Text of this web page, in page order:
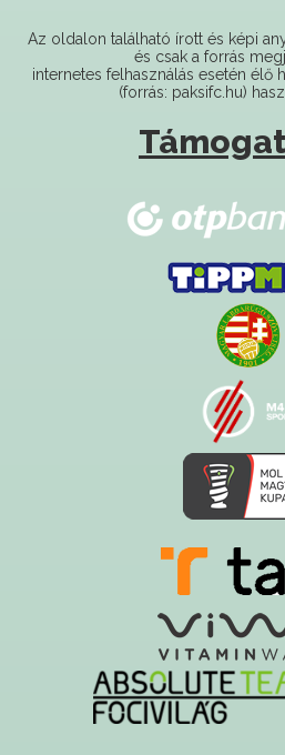
internetes felhasználás esetén élő
(forrás: paksifc.hu)
Ezt az oldalt a Hawk System